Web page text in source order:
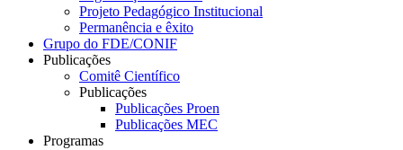
Projeto Pedagógico Institucional
Permanência e êxito
Grupo do FDE/CONIF
Publicações
Comitê Científico
Publicações
Publicações Proen
Publicações MEC
Programas